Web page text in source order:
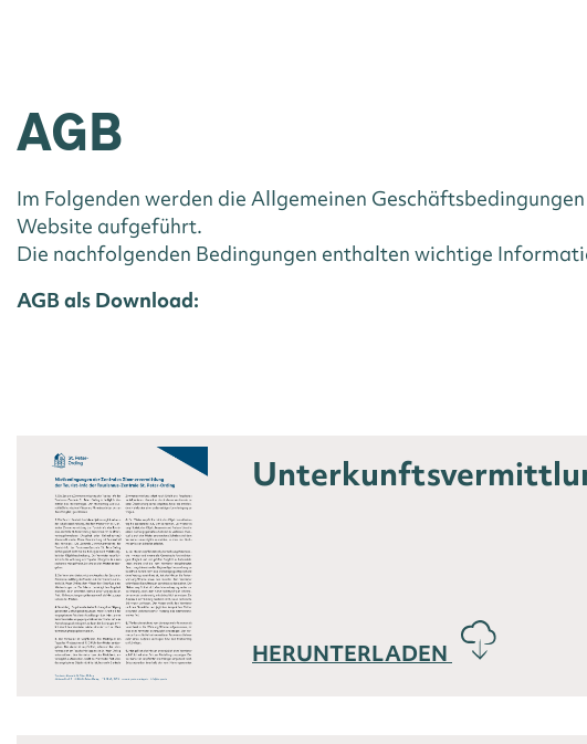
ALLGEMEINE
AGB
Im Folgenden werden die Allgemeinen
Website aufgeführt.
Die nachfolgenden Bedingungen enthalten wichtige
AGB als Download:
HERUNTERLADEN